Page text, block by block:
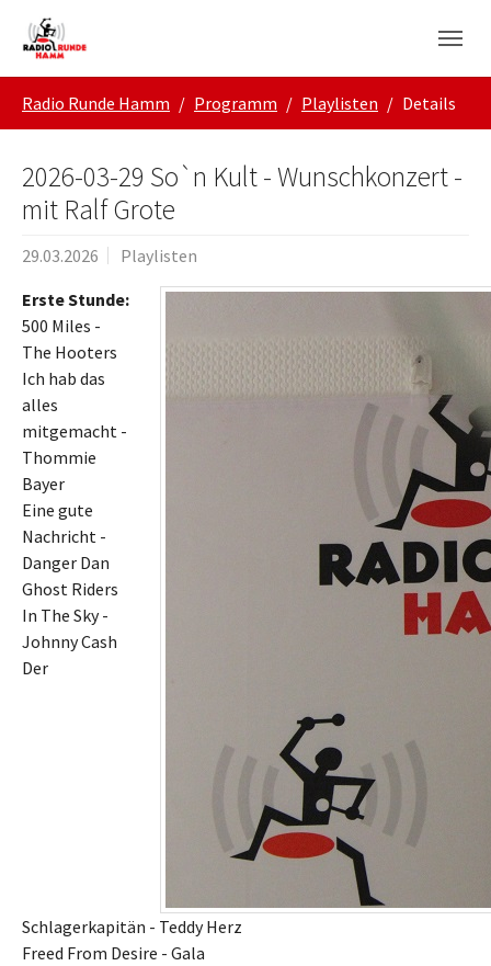
Skip to main navigation
Zum Hauptinhalt springen
Skip to page footer
Radio Runde Hamm Programm Playlisten Details
2026-03-29 So`n Kult - Wunschkonzert -
mit Ralf Grote
29.03.2026
Playlisten
Erste Stunde:
500 Miles -
The Hooters
Ich hab das
alles
mitgemacht -
Thommie
Bayer
Eine gute
Nachricht -
Danger Dan
Ghost Riders
In The Sky -
Johnny Cash
Der
Schlagerkapitän - Teddy Herz
Freed From Desire - Gala